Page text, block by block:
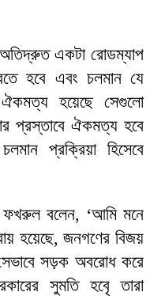
একটা রোডম্যাপ
হবে এবং চলমান যে
হয়েছে সেগুলো
প্রস্তাবে ঐকমত্য হবে
প্রক্রিয়া হিসেবে
ফখরুল বলেন, ‘আমি মনে
হয়েছে, জনগণের বিজয়
সড়ক অবরোধ করে
সুমতি হবেৃ তারা